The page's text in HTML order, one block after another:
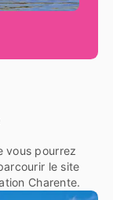
vous pourrez
le site
Charente.